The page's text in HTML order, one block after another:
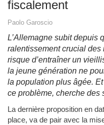
fiscalement
Paolo Garoscio
L’Allemagne subit depuis
ralentissement crucial
risque d’entraîner un
la jeune génération ne
la population plus âgée.
ce problème, cherche des
La dernière proposition en
place, va de pair avec la